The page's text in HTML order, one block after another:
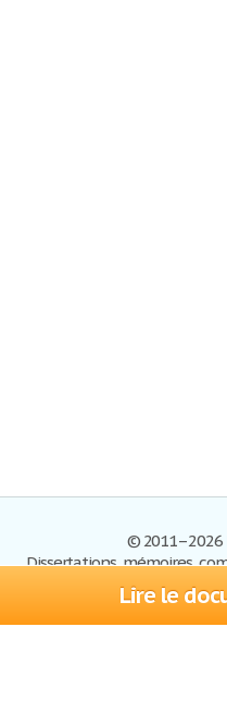
Lire le
© 2011–2026
Dissertations, mémoires,
lectures,